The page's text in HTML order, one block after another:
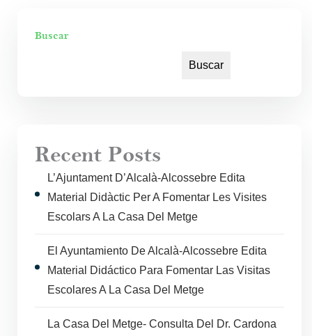
Buscar
Buscar
Recent Posts
L’Ajuntament D’Alcalà-Alcossebre Edita
Material Didàctic Per A Fomentar Les Visites
Escolars A La Casa Del Metge
El Ayuntamiento De Alcalà-Alcossebre Edita
Material Didáctico Para Fomentar Las Visitas
Escolares A La Casa Del Metge
La Casa Del Metge- Consulta Del Dr. Cardona